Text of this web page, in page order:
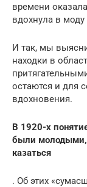
времени
вдохнула в
И так, мы
находки в
остаются и для
вдохновения.
В 1920-х
были молодыми,
казаться
. Об этих